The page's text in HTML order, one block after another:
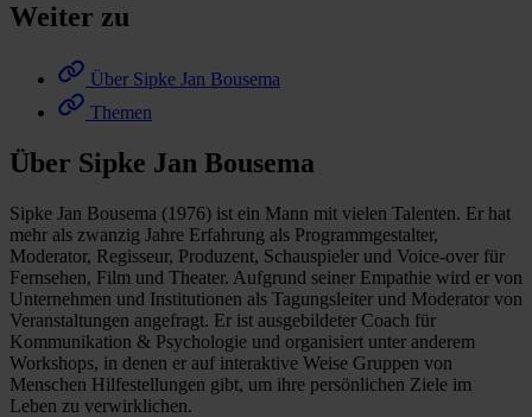
Weiter zu
Über Sipke Jan Bousema
Themen
Über Sipke Jan Bousema
Sipke Jan Bousema (1976) ist ein Mann mit vielen Talenten. Er hat
mehr als zwanzig Jahre Erfahrung als Programmgestalter,
Moderator, Regisseur, Produzent, Schauspieler und Voice-over für
Fernsehen, Film und Theater. Aufgrund seiner Empathie wird er von
Unternehmen und Institutionen als Tagungsleiter und Moderator von
Veranstaltungen angefragt. Er ist ausgebildeter Coach für
Kommunikation & Psychologie und organisiert unter anderem
Workshops, in denen er auf interaktive Weise Gruppen von
Menschen Hilfestellungen gibt, um ihre persönlichen Ziele im
Leben zu verwirklichen.